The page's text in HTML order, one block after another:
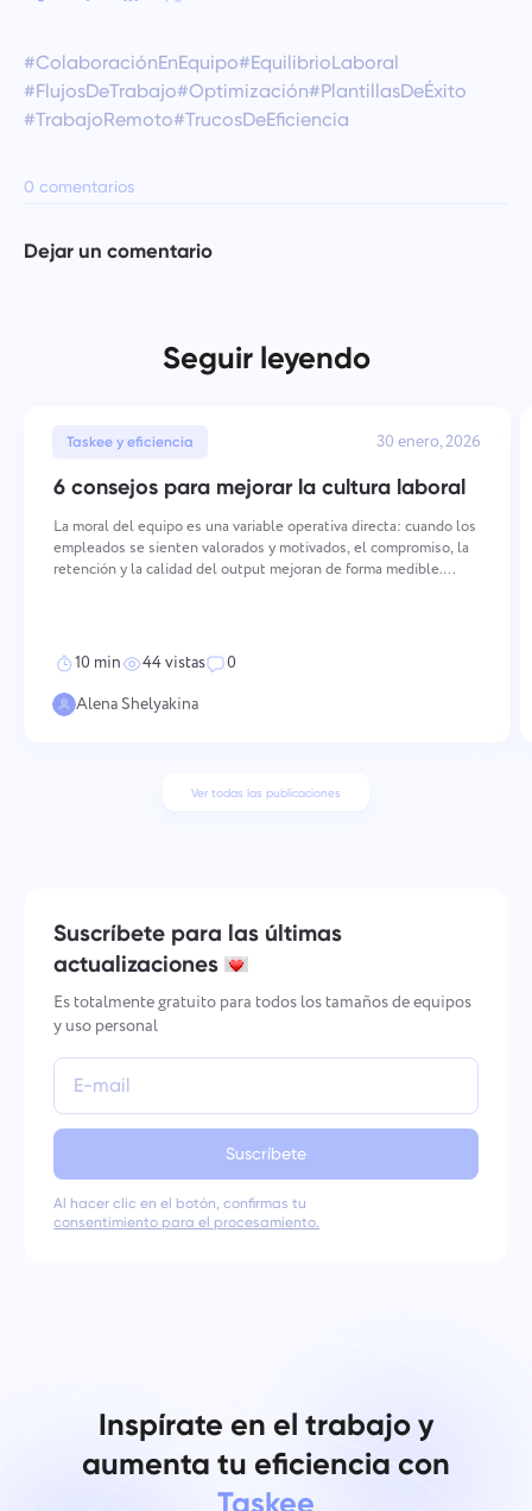
#ColaboraciónEnEquipo#EquilibrioLaboral
#FlujosDeTrabajo#Optimización#PlantillasDeÉxito
#TrabajoRemoto#TrucosDeEficiencia
0 comentarios
Dejar un comentario
Seguir leyendo
Taskee y eficiencia 30 enero, 2026
6 consejos para mejorar la cultura laboral
La moral del equipo es una variable operativa directa: cuando los
empleados se sienten valorados y motivados, el compromiso, la
retención y la calidad del output mejoran de forma medible.
10 min 44 vistas
0
Alena Shelyakina
Ver todas las publicaciones
Suscríbete para las últimas
actualizaciones
Es totalmente gratuito para todos los tamaños de equipos
y uso personal
Suscríbete
Al hacer clic en el botón, confirmas tu
consentimiento para el procesamiento.
Inspírate en el trabajo y
aumenta tu eficiencia con
Taskee